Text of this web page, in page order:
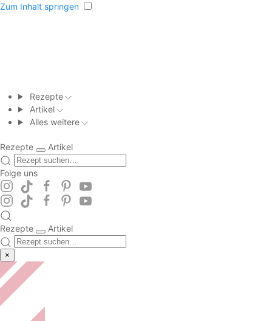
Zum Inhalt springen
Rezepte
Artikel
Alles weitere
Rezepte Artikel
Folge uns
Rezepte Artikel
×